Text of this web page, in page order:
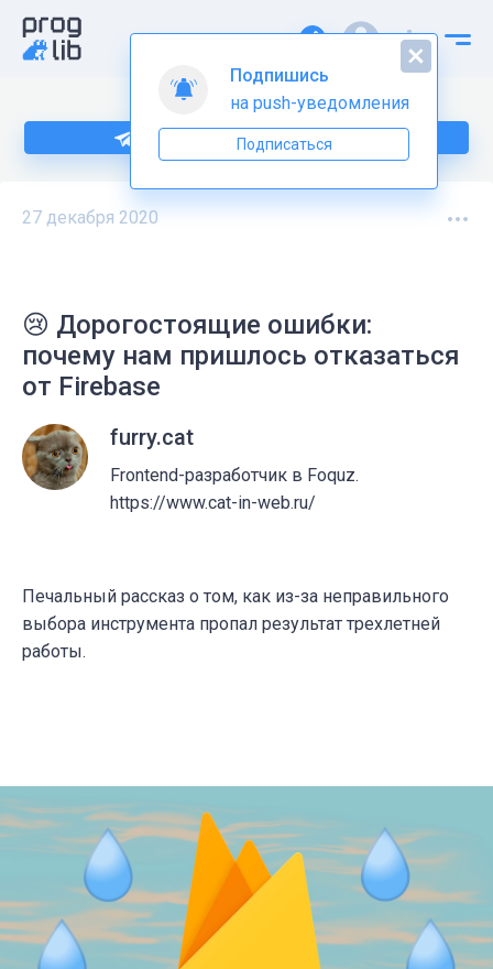
Подпишитесь на нас в Telegram
27 декабря 2020
😢 Дорогостоящие ошибки:
почему нам пришлось отказаться
от Firebase
furry.cat
Frontend-разработчик в Foquz.
https://www.cat-in-web.ru/
Печальный рассказ о том, как из-за неправильного
выбора инструмента пропал результат трехлетней
работы.
Подпишись
на push-уведомления
Подписаться